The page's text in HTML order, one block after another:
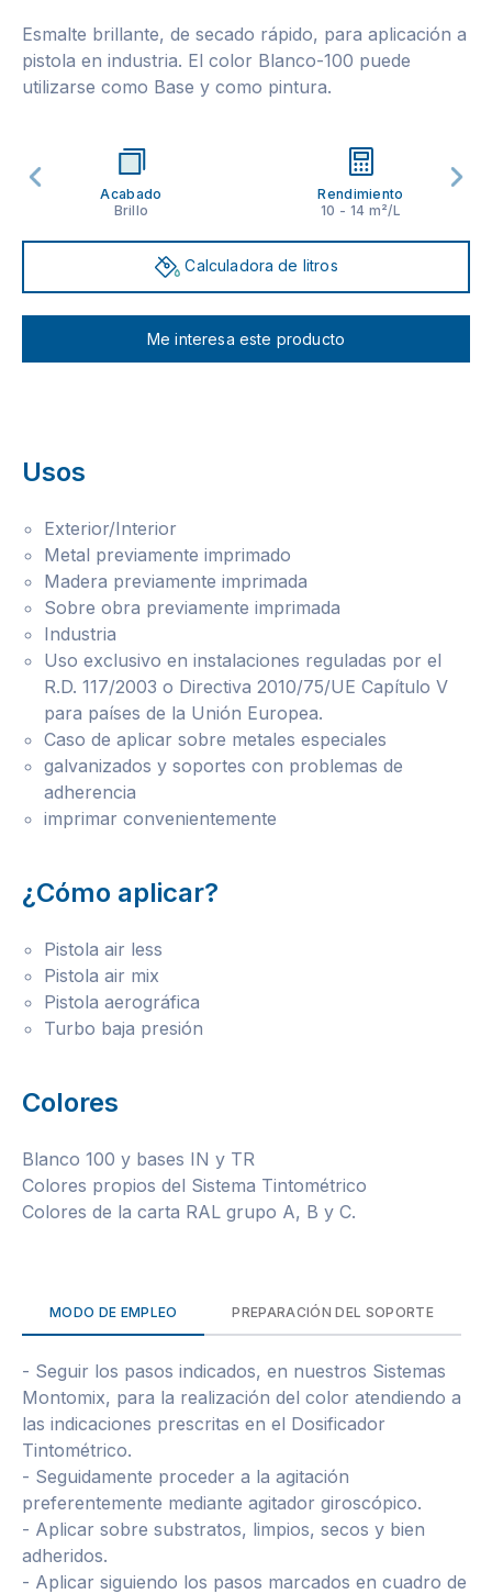
Esmalte brillante, de secado rápido, para aplicación a
pistola en industria. El color Blanco-100 puede
utilizarse como Base y como pintura.
Acabado
Brillo
Rendimiento
10 - 14 m²/L
Calculadora de litros
Me interesa este producto
Usos
Exterior/Interior
Metal previamente imprimado
Madera previamente imprimada
Sobre obra previamente imprimada
Industria
Uso exclusivo en instalaciones reguladas por el
R.D. 117/2003 o Directiva 2010/75/UE Capítulo V
para países de la Unión Europea.
Caso de aplicar sobre metales especiales
galvanizados y soportes con problemas de
adherencia
imprimar convenientemente
¿Cómo aplicar?
Pistola air less
Pistola air mix
Pistola aerográfica
Turbo baja presión
Colores
Blanco 100 y bases IN y TR
Colores propios del Sistema Tintométrico
Colores de la carta RAL grupo A, B y C.
MODO DE EMPLEO PREPARACIÓN DEL SOPORTE
- Seguir los pasos indicados, en nuestros Sistemas
Montomix, para la realización del color atendiendo a
las indicaciones prescritas en el Dosificador
Tintométrico.
- Seguidamente proceder a la agitación
preferentemente mediante agitador giroscópico.
- Aplicar sobre substratos, limpios, secos y bien
adheridos.
- Aplicar siguiendo los pasos marcados en cuadro de